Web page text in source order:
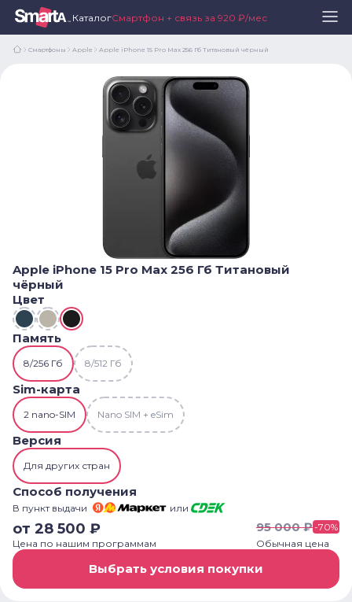
КаталогСмартфон + связь за 920 ₽/мес
Смартфоны Apple Apple iPhone 15 Pro Max 256 Гб Титановый чёрный
Apple iPhone 15 Pro Max 256 Гб Титановый
чёрный
Цвет
Память
8/256 Гб 8/512 Гб
Sim-карта
2 nano-SIM Nano SIM + eSim
Версия
Для других стран
Способ получения
В пункт выдачи или
от 28 500 ₽
Цена по нашим программам
95 000₽-70%
Обычная цена
Выбрать условия покупки